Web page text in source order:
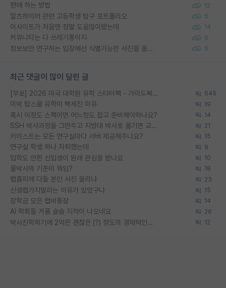
편애 하는 방법 12
알츠하이머 관련 고등학생 탐구 포트폴리오 5
이사이트가 처음엔 정말 도움많이됐는데 14
커뮤니티는 다 쓰레기통이지 6
정보보안 연구하는 입장에선 식별가능한 사진을 올리는건 비추이긴함 5
최근 댓글이 많이 달린 글
[무료] 2026 미국 대학원 유학 스타터팩 - 가이드북 & 합격자 컨택메일 템플릿 645
미박 탑스쿨 유학이 빡세진 이유 19
혹시 이정도 스펙이면 어느정도 잡고 준비해야하나요? 14
SSH 박사과정을 그만두고 지방대 박사로 옮기면 교수의 꿈은 끝일까요? 21
카이스트는 모든 연구실마다 서버 제공해주나요? 15
연구실 학생 하나 자퇴했는데 9
입학도 안한 신입생이 원래 관심을 받나요 10
물박사의 기준이 뭐임? 18
랩홈피에 다들 본인 사진 올리냐 23
신생랩가지말라는 이유가 있었구나 15
장학금 모은 랩비통장 14
AI 학회들 거품 슬슬 지적이 나오네요 26
박사진학하기에 2억은 괜찮은 (?) 정도의 경제력인가요 12